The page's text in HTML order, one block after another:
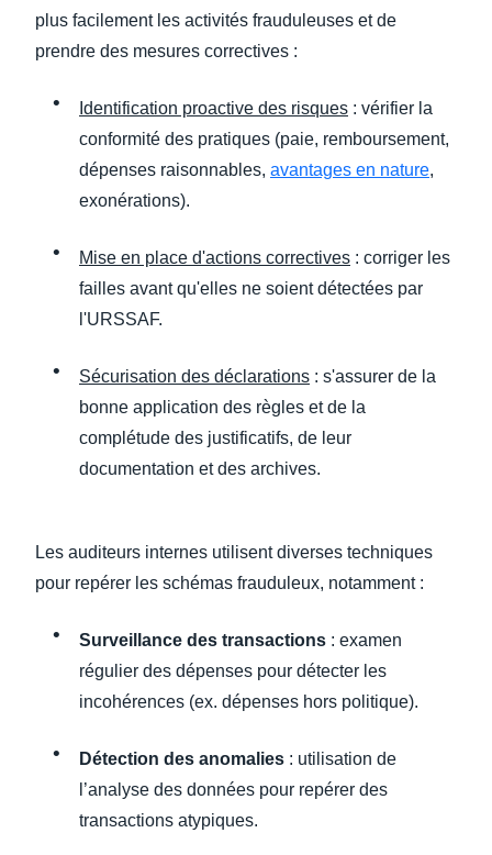
plus facilement les activités frauduleuses et de
prendre des mesures correctives :
Identification proactive des risques : vérifier la
conformité des pratiques (paie, remboursement,
dépenses raisonnables, avantages en nature,
exonérations).
Mise en place d'actions correctives : corriger les
failles avant qu'elles ne soient détectées par
l'URSSAF.
Sécurisation des déclarations : s'assurer de la
bonne application des règles et de la
complétude des justificatifs, de leur
documentation et des archives.
Les auditeurs internes utilisent diverses techniques
pour repérer les schémas frauduleux, notamment :
Surveillance des transactions : examen
régulier des dépenses pour détecter les
incohérences (ex. dépenses hors politique).
Détection des anomalies : utilisation de
l’analyse des données pour repérer des
transactions atypiques.